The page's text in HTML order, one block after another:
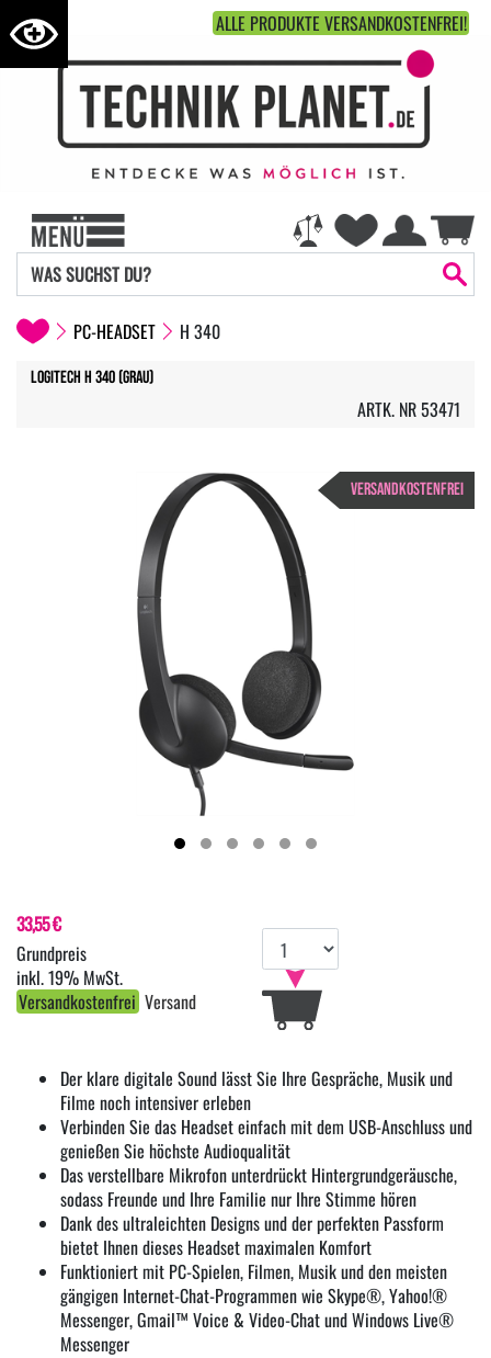
ALLE PRODUKTE VERSANDKOSTENFREI!
PC-HEADSET H 340
Logitech H 340 (Grau)
ARTK. NR 53471
VERSANDKOSTENFREI
Der klare digitale Sound lässt Sie Ihre Gespräche, Musik und
Filme noch intensiver erleben
Verbinden Sie das Headset einfach mit dem USB-Anschluss und
genießen Sie höchste Audioqualität
Das verstellbare Mikrofon unterdrückt Hintergrundgeräusche,
sodass Freunde und Ihre Familie nur Ihre Stimme hören
Dank des ultraleichten Designs und der perfekten Passform
bietet Ihnen dieses Headset maximalen Komfort
Funktioniert mit PC-Spielen, Filmen, Musik und den meisten
gängigen Internet-Chat-Programmen wie Skype®, Yahoo!®
Messenger, Gmail™ Voice & Video-Chat und Windows Live®
Messenger
33,55 €
inkl. 19% MwSt.
Versandkostenfrei Versand